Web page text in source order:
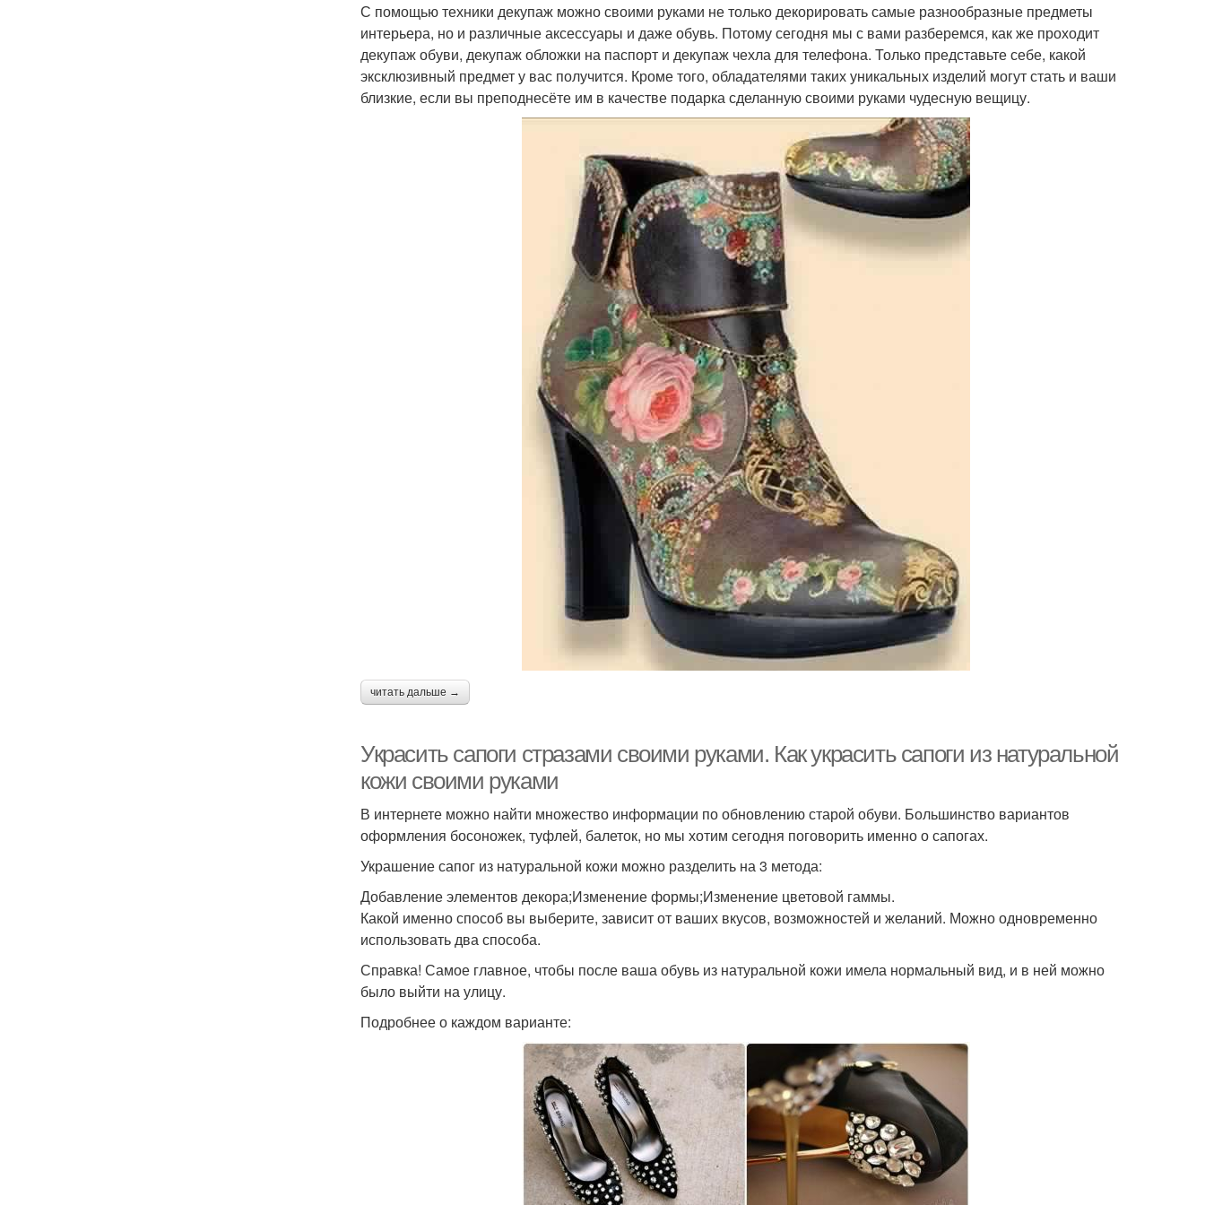
С помощью техники декупаж можно своими руками не только декорировать самые разнообразные предметы
интерьера, но и различные аксессуары и даже обувь. Потому сегодня мы с вами разберемся, как же проходит
декупаж обуви, декупаж обложки на паспорт и декупаж чехла для телефона. Только представьте себе, какой
эксклюзивный предмет у вас получится. Кроме того, обладателями таких уникальных изделий могут стать и ваши
близкие, если вы преподнесёте им в качестве подарка сделанную своими руками чудесную вещицу.
читать дальше →
Украсить сапоги стразами своими руками. Как украсить сапоги из натуральной
кожи своими руками
В интернете можно найти множество информации по обновлению старой обуви. Большинство вариантов
оформления босоножек, туфлей, балеток, но мы хотим сегодня поговорить именно о сапогах.
Украшение сапог из натуральной кожи можно разделить на 3 метода:
Добавление элементов декора;Изменение формы;Изменение цветовой гаммы.
Какой именно способ вы выберите, зависит от ваших вкусов, возможностей и желаний. Можно одновременно
использовать два способа.
Справка! Самое главное, чтобы после ваша обувь из натуральной кожи имела нормальный вид, и в ней можно
было выйти на улицу.
Подробнее о каждом варианте: